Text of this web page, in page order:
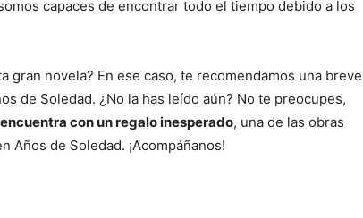
capaces de encontrar todo el tiempo debido a los
gran novela? En ese caso, te recomendamos una breve
de Soledad. ¿No la has leído aún? No te preocupes,
con un regalo inesperado, una de las obras
Años de Soledad. ¡Acompáñanos!